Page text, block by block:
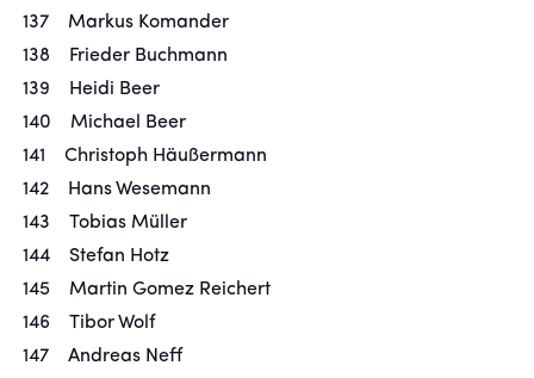
137 Markus Komander
138 Frieder Buchmann
139 Heidi Beer
140 Michael Beer
141 Christoph Häußermann
142 Hans Wesemann
143 Tobias Müller
144 Stefan Hotz
145 Martin Gomez Reichert
146 Tibor Wolf
147 Andreas Neff